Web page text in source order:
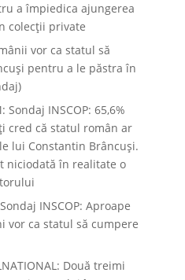
a împiedica ajungerea
colecţii private
vor ca statul să
pentru a le păstra în
Sondaj INSCOP: 65,6%
cred că statul român ar
lui Constantin Brâncuși.
niciodată în realitate o
INSCOP: Aproape
ca statul să cumpere
Două treimi